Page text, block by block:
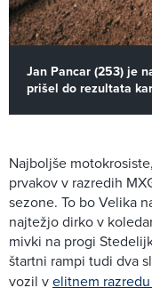
Jan Pancar (253) je
prišel do rezultata
Najboljše
prvakov v razredih
sezone. To bo Velika
najtežjo dirko v
mivki na progi
štartni rampi tudi dva
vozil velitnem razredu